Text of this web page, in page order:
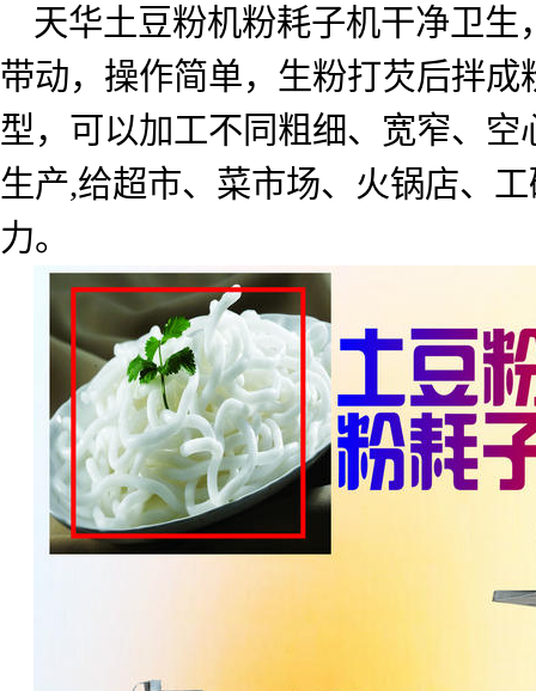
天华土豆粉机粉耗子机干净卫
带动，操作简单，生粉打芡后拌
型，可以加工不同粗细、宽窄、
生产,给超市、菜市场、火锅店、
力。